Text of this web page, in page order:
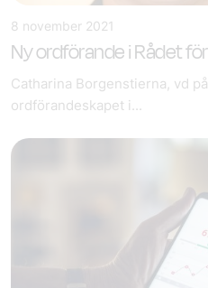
8 november 2021
Ny ordförande i Rådet
Catharina Borgenstierna, vd
ordförandeskapet i...